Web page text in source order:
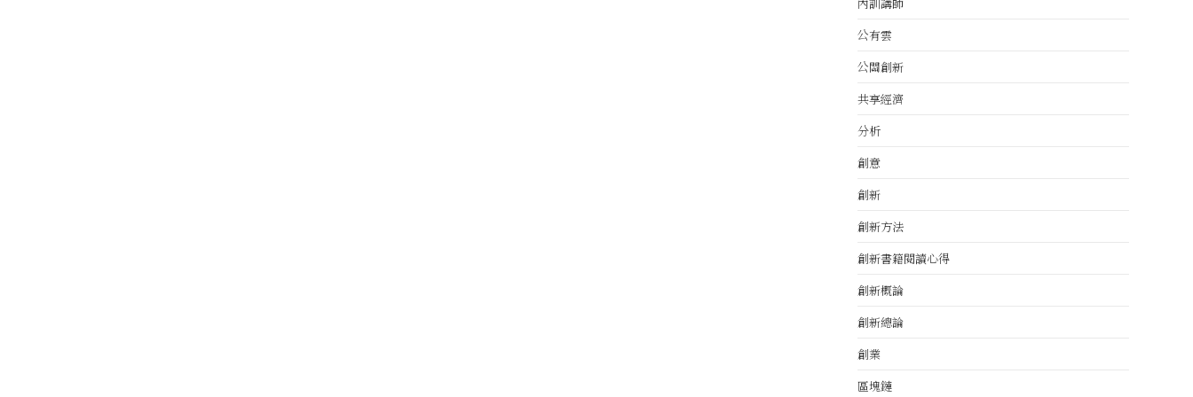
公有雲
公關創新
共享經濟
分析
創意
創新
創新方法
創新書籍閱讀心得
創新概論
創新總論
創業
區塊鏈